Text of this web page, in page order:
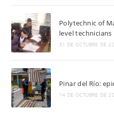
Polytechnic of
level technicians
31 DE OCTUBRE DE
Pinar del Río:
14 DE OCTUBRE DE